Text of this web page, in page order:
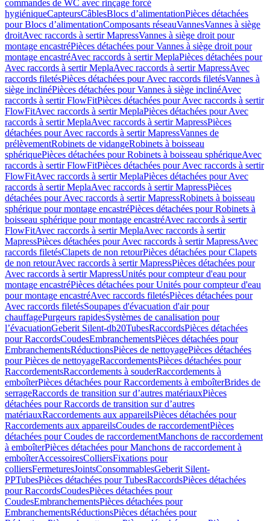
commandes de WC avec rinçage forcé
hygiéniqueCapteursCâblesBlocs d’alimentationPièces détachées
pour Blocs d’alimentationComposants réseauVannesVannes à siège
droitAvec raccords à sertir MapressVannes à siège droit pour
montage encastréPièces détachées pour Vannes à siège droit pour
montage encastréAvec raccords à sertir MeplaPièces détachées pour
Avec raccords à sertir MeplaAvec raccords à sertir MapressAvec
raccords filetésPièces détachées pour Avec raccords filetésVannes à
siège inclinéPièces détachées pour Vannes à siège inclinéAvec
raccords à sertir FlowFitPièces détachées pour Avec raccords à sertir
FlowFitAvec raccords à sertir MeplaPièces détachées pour Avec
raccords à sertir MeplaAvec raccords à sertir MapressPièces
détachées pour Avec raccords à sertir MapressVannes de
prélèvementRobinets de vidangeRobinets à boisseau
sphériquePièces détachées pour Robinets à boisseau sphériqueAvec
raccords à sertir FlowFitPièces détachées pour Avec raccords à sertir
FlowFitAvec raccords à sertir MeplaPièces détachées pour Avec
raccords à sertir MeplaAvec raccords à sertir MapressPièces
détachées pour Avec raccords à sertir MapressRobinets à boisseau
sphérique pour montage encastréPièces détachées pour Robinets à
boisseau sphérique pour montage encastréAvec raccords à sertir
FlowFitAvec raccords à sertir MeplaAvec raccords à sertir
MapressPièces détachées pour Avec raccords à sertir MapressAvec
raccords filetésClapets de non retourPièces détachées pour Clapets
de non retourAvec raccords à sertir MapressPièces détachées pour
Avec raccords à sertir MapressUnités pour compteur d'eau pour
montage encastréPièces détachées pour Unités pour compteur d'eau
pour montage encastréAvec raccords filetésPièces détachées pour
Avec raccords filetésSoupapes d'évacuation d'air pour
chauffagePurgeurs rapidesSystèmes de canalisation pour
l’évacuationGeberit Silent-db20TubesRaccordsPièces détachées
pour RaccordsCoudesEmbranchementsPièces détachées pour
EmbranchementsRéductionsPièces de nettoyagePièces détachées
pour Pièces de nettoyageRaccordementsPièces détachées pour
RaccordementsRaccordements à souderRaccordements à
emboîterPièces détachées pour Raccordements à emboîterBrides de
serrageRaccords de transition sur d’autres matériauxPièces
détachées pour Raccords de transition sur d’autres
matériauxRaccordements aux appareilsPièces détachées pour
Raccordements aux appareilsCoudes de raccordementPièces
détachées pour Coudes de raccordementManchons de raccordement
à emboîterPièces détachées pour Manchons de raccordement à
emboîterAccessoiresColliersFixations pour
colliersFermeturesJointsConsommablesGeberit Silent-
PPTubesPièces détachées pour TubesRaccordsPièces détachées
pour RaccordsCoudesPièces détachées pour
CoudesEmbranchementsPièces détachées pour
EmbranchementsRéductionsPièces détachées pour